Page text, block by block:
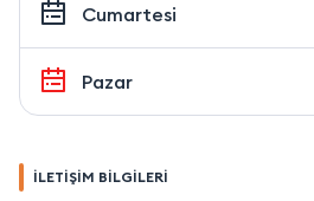
Cumartesi
Pazar
İLETİŞİM BİLGİLERİ